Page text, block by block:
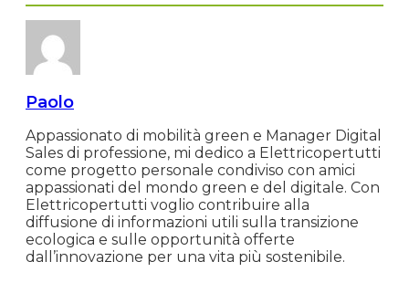
Paolo
Appassionato di mobilità green e Manager Digital
Sales di professione, mi dedico a Elettricopertutti
come progetto personale condiviso con amici
appassionati del mondo green e del digitale. Con
Elettricopertutti voglio contribuire alla
diffusione di informazioni utili sulla transizione
ecologica e sulle opportunità offerte
dall’innovazione per una vita più sostenibile.